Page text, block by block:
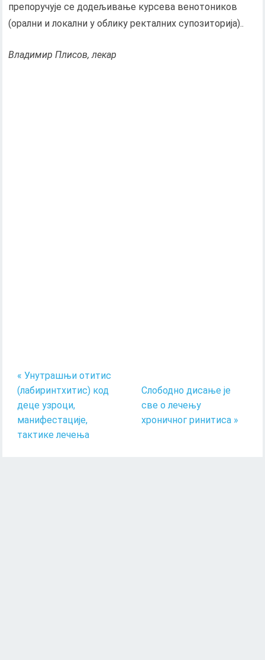
препоручује се додељивање курсева венотоников
(орални и локални у облику ректалних супозиторија)..
Владимир Плисов, лекар
« Унутрашњи отитис
(лабиринтхитис) код
деце узроци,
манифестације,
тактике лечења
Слободно дисање је
све о лечењу
хроничног ринитиса »